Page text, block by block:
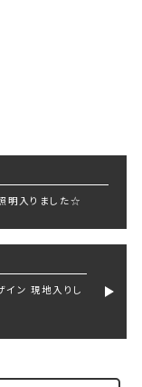
明入りました☆
イン 現地入りし